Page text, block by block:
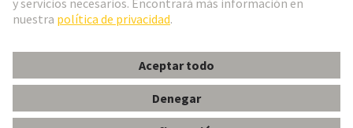
Portugal Español
© Grupo Tecnológico HARTING
ImprintPolítica de privacidad
Configuración de cookies